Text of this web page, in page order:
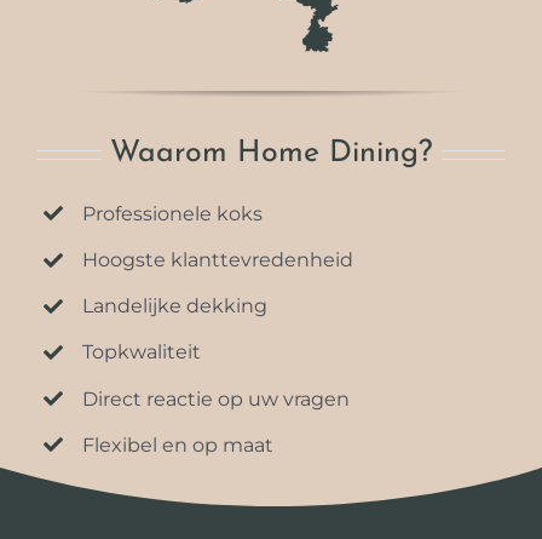
Waarom Home Dining?
Professionele koks
Hoogste klanttevredenheid
Landelijke dekking
Topkwaliteit
Direct reactie op uw vragen
Flexibel en op maat